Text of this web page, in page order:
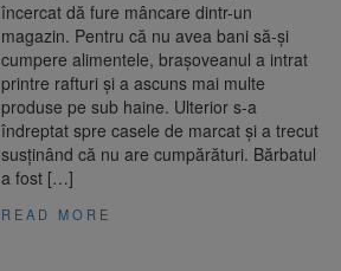
încercat dă fure mâncare dintr-un
magazin. Pentru că nu avea bani să-și
cumpere alimentele, brașoveanul a intrat
printre rafturi și a ascuns mai multe
produse pe sub haine. Ulterior s-a
îndreptat spre casele de marcat și a trecut
susținând că nu are cumpărături. Bărbatul
a fost […]
READ MORE